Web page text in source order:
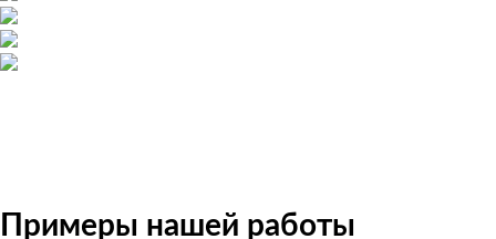
Примеры нашей работы